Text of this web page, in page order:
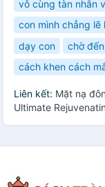
vô cùng tàn nhẫn
con mình chẳng lẽ
dạy con
chờ
cách khen cách
Liên kết: Mặt nạ
Ultimate